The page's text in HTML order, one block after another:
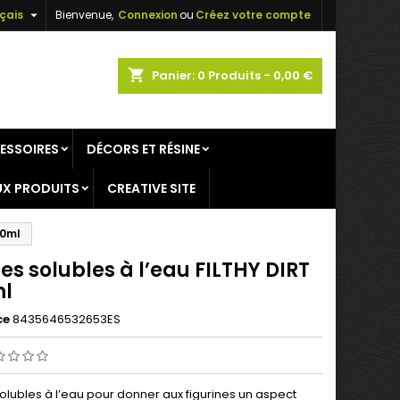
Bienvenue, Connexionou Créez votre compte

shopping_cart Panier: 0 Produits - 0,00 €
DÉCORS ET RÉSINE
PRODUITS CREATIVE SITE
solubles à l’eau FILTHY DIRT
8435646532653ES
à l’eau pour donner aux figurines un aspect